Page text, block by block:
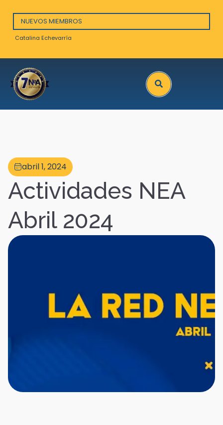
NUEVOS MIEMBROS
Catalina Echevarría
Search
abril 1, 2024
Actividades NEA
Abril 2024